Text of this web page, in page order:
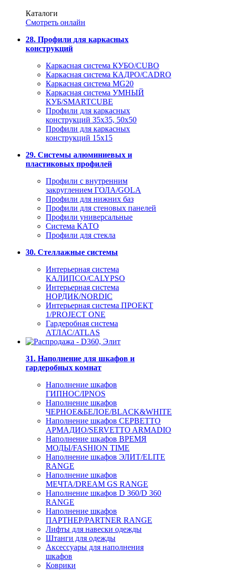
Каталоги
Смотреть онлайн
28. Профили для каркасных
конструкций
Каркасная система КУБО/CUBO
Каркасная система КАДРО/CADRO
Каркасная система MG20
Каркасная система УМНЫЙ
КУБ/SMARTCUBE
Профили для каркасных
конструкций 35x35, 50x50
Профили для каркасных
конструкций 15х15
29. Системы алюминиевых и
пластиковых профилей
Профили с внутренним
закруглением ГОЛА/GOLA
Профили для нижних баз
Профили для стеновых панелей
Профили универсальные
Система КАТО
Профили для стекла
30. Стеллажные системы
Интерьерная система
КАЛИПСО/CALYPSO
Интерьерная система
НОРДИК/NORDIC
Интерьерная система ПРОЕКТ
1/PROJECT ONE
Гардеробная система
АТЛАС/ATLAS
31. Наполнение для шкафов и
гардеробных комнат
Наполнение шкафов
ГИПНОС/IPNOS
Наполнение шкафов
ЧЕРНОЕ&БЕЛОЕ/BLACK&WHITE
Наполнение шкафов СЕРВЕТТО
АРМАДИО/SERVETTO ARMADIO
Наполнение шкафов ВРЕМЯ
МОДЫ/FASHION TIME
Наполнение шкафов ЭЛИТ/ELITE
RANGE
Наполнение шкафов
МЕЧТА/DREAM GS RANGE
Наполнение шкафов D 360/D 360
RANGE
Наполнение шкафов
ПАРТНЕР/PARTNER RANGE
Лифты для навески одежды
Штанги для одежды
Аксессуары для наполнения
шкафов
Коврики